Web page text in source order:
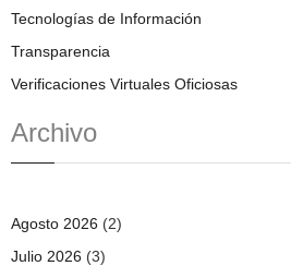
Tecnologías de Información
Transparencia
Verificaciones Virtuales Oficiosas
Archivo
Agosto 2026 (2)
Julio 2026 (3)